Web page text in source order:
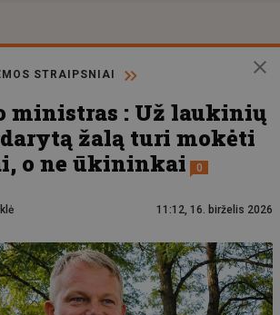
STRAIPSNIAI
ministras : Už laukinių
žalą turi mokėti
o ne ūkininkai
0
11:12, 16. birželis 2026